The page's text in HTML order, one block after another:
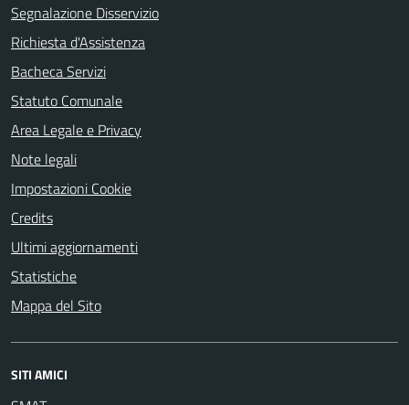
Segnalazione Disservizio
Richiesta d'Assistenza
Bacheca Servizi
Statuto Comunale
Area Legale e Privacy
Note legali
Impostazioni Cookie
Credits
Ultimi aggiornamenti
Statistiche
Mappa del Sito
SITI AMICI